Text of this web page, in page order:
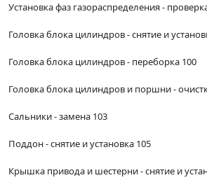
Установка фаз газораспределения -
Головка блока цилиндров - снятие и
Головка блока цилиндров - переборка 100
Головка блока цилиндров и поршни -
Сальники - замена 103
Поддон - снятие и установка 105
Крышка привода и шестерни - снятие и